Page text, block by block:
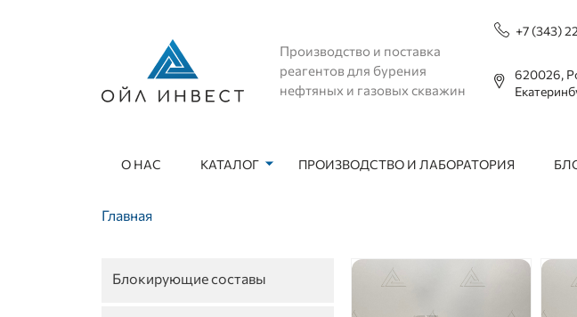
Производство и поставка
реагентов для бурения
нефтяных и газовых скважин
+7 (343)
620026,
Основная навигация
О НАС КАТАЛОГ ПРОИЗВОДСТВО И ЛАБОРАТОРИЯ
Строка навигации
Главная
Блокирующие составы